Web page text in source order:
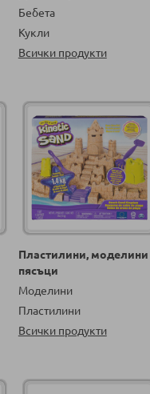
Бебета
Кукли
Всички продукти
Пластилини, моделини
пясъци
Моделини
Пластилини
Всички продукти